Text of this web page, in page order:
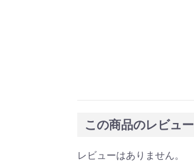
この商品のレビュー
レビューはありません。